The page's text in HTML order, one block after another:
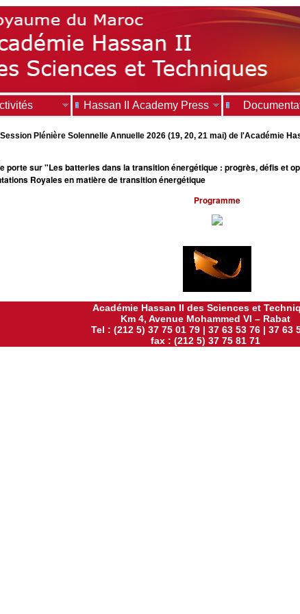
Hassan II Academy Press
Session Plénière Solennelle Annuelle 2026 (19, 20, 21 mai) de l'Académie
porte sur "Les batteries dans la transition énergétique : progrès, défis et
Royales en matière de transition énergétique
Programme
Académie Hassan II des Sciences et
Km 4, Avenue Mohammed VI – Rabat
Tel : (212 5) 37 75 01 79 | 37 63 53 76 | 37 63
fax : (212 5) 37 75 81 71